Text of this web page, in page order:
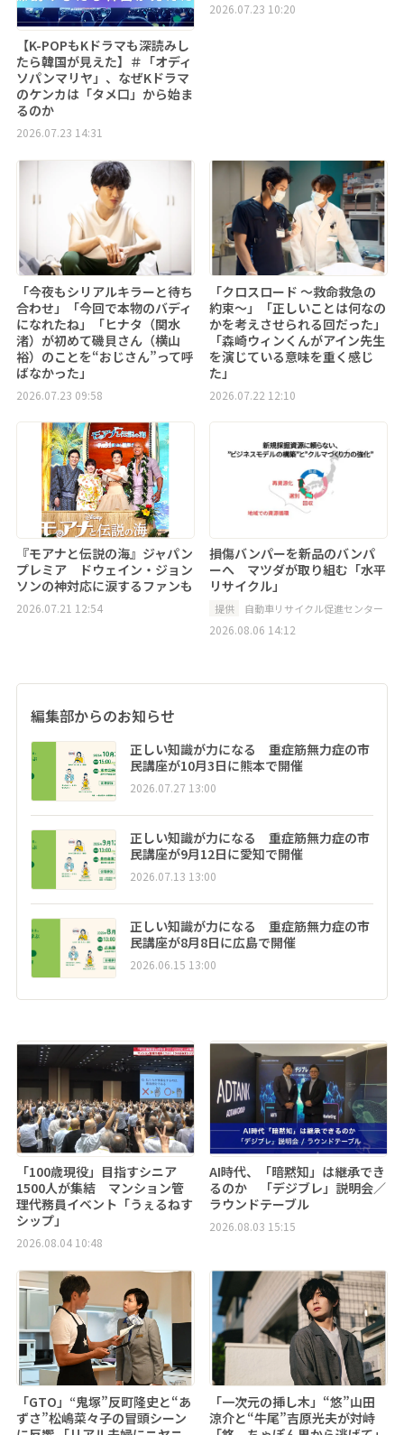
【K-POPもKドラマも深読みし
たら韓国が見えた】＃「オディ
ソパンマリヤ」、なぜKドラマ
のケンカは「タメ口」から始ま
るのか
2026.07.23 14:31
2026.07.23 10:20
「今夜もシリアルキラーと待ち
合わせ」「今回で本物のバディ
になれたね」「ヒナタ（関水
渚）が初めて磯貝さん（横山
裕）のことを“おじさん”って呼
ばなかった」
2026.07.23 09:58
「クロスロード ～救命救急の
約束～」「正しいことは何なの
かを考えさせられる回だった」
「森崎ウィンくんがアイン先生
を演じている意味を重く感じ
た」
2026.07.22 12:10
『モアナと伝説の海』ジャパン
プレミア ドウェイン・ジョン
ソンの神対応に涙するファンも
2026.07.21 12:54
損傷バンパーを新品のバンパ
ーへ マツダが取り組む「水平
リサイクル」
提供 自動車リサイクル促進センター
2026.08.06 14:12
編集部からのお知らせ
正しい知識が力になる 重症筋無力症の市
民講座が10月3日に熊本で開催
2026.07.27 13:00
正しい知識が力になる 重症筋無力症の市
民講座が9月12日に愛知で開催
2026.07.13 13:00
正しい知識が力になる 重症筋無力症の市
民講座が8月8日に広島で開催
2026.06.15 13:00
「100歳現役」目指すシニア
1500人が集結 マンション管
理代務員イベント「うぇるねす
シップ」
2026.08.04 10:48
AI時代、「暗黙知」は継承でき
るのか 「デジブレ」説明会／
ラウンドテーブル
2026.08.03 15:15
「GTO」“鬼塚”反町隆史と“あ
ずさ”松嶋菜々子の冒頭シーン
「一次元の挿し木」“悠”山田
涼介と“牛尾”吉原光夫が対峙